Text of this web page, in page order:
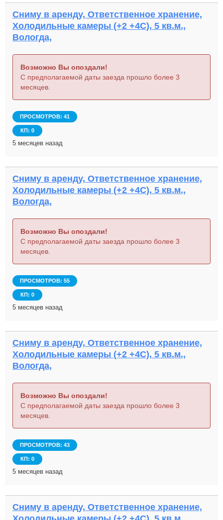
Сниму в аренду, Ответственное хранение,
Холодильные камеры (+2 +4С), 5 кв.м.,
Вологда,
Возможно Вы опоздали!
С предполагаемой даты заезда прошло более 3
месяцев.
ПРОСМОТРОВ: 41
КП: 0
5 месяцев назад
Сниму в аренду, Ответственное хранение,
Холодильные камеры (+2 +4С), 5 кв.м.,
Вологда,
Возможно Вы опоздали!
С предполагаемой даты заезда прошло более 3
месяцев.
ПРОСМОТРОВ: 55
КП: 0
5 месяцев назад
Сниму в аренду, Ответственное хранение,
Холодильные камеры (+2 +4С), 5 кв.м.,
Вологда,
Возможно Вы опоздали!
С предполагаемой даты заезда прошло более 3
месяцев.
ПРОСМОТРОВ: 43
КП: 0
5 месяцев назад
Сниму в аренду, Ответственное хранение,